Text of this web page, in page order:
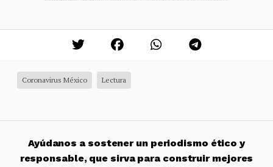
Coronavirus México Lectura
Ayúdanos a sostener un periodismo ético y
responsable, que sirva para construir mejores